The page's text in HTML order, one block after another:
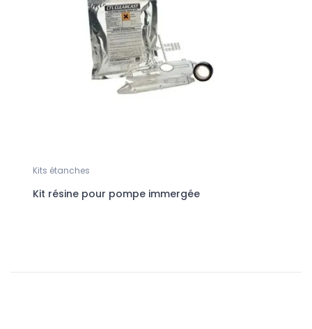
Kits étanches
Kit résine pour pompe immergée